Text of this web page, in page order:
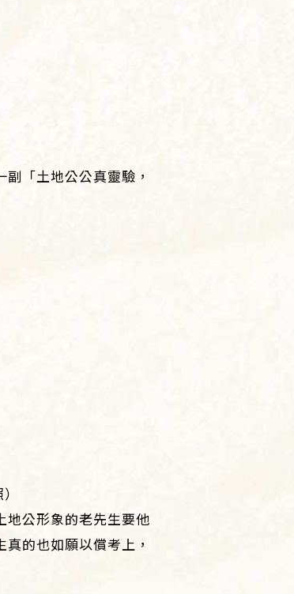
「土地公公真靈驗，
地公形象的老先生要他
的也如願以償考上，